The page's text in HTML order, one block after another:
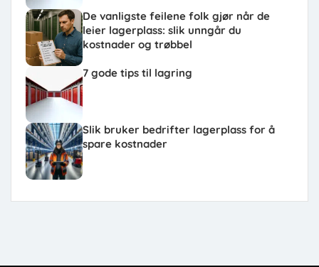
De vanligste feilene folk gjør når de
leier lagerplass: slik unngår du
kostnader og trøbbel
7 gode tips til lagring
Slik bruker bedrifter lagerplass for å
spare kostnader